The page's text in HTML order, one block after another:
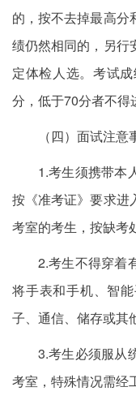
的，按不去掉最高分
绩仍然相同的，另行
定体检人选。考试
分，低于70分者不得
（四）面试注意
1.考生须携带本
按《准考证》要求进
考室的考生，按缺考
2.考生不得穿着
将手表和手机、智
子、通信、储存或其
3.考生必须服从
考室，特殊情况需经